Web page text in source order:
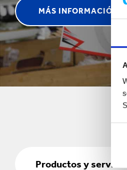
MÁS INFORMACIÓN
Productos y servicios